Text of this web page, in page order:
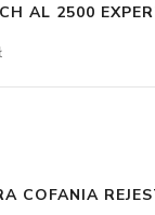
AL 2500
COFANIA